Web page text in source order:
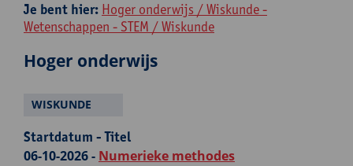
Je bent hier: Hoger onderwijs / Wiskunde -
Wetenschappen - STEM / Wiskunde
Hoger onderwijs
WISKUNDE
Startdatum - Titel
06-10-2026 - Numerieke methodes